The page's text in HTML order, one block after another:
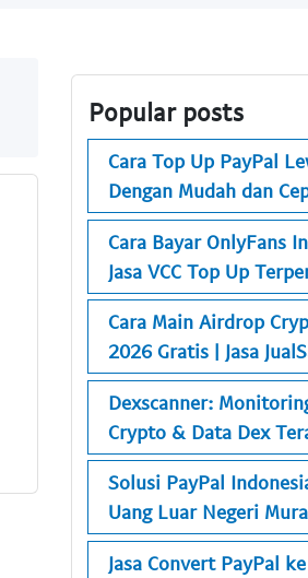
Popular posts
Cara Top Up PayPal
Dengan Mudah dan
Cara Bayar OnlyFans
Jasa VCC Top Up
Cara Main Airdrop
2026 Gratis | Jasa
Dexscanner:
Crypto & Data Dex
Solusi PayPal
Uang Luar Negeri
Jasa Convert PayPal